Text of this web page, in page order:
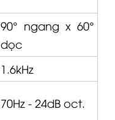
90° ngang x 60°
dọc
1.6kHz
70Hz - 24dB oct.